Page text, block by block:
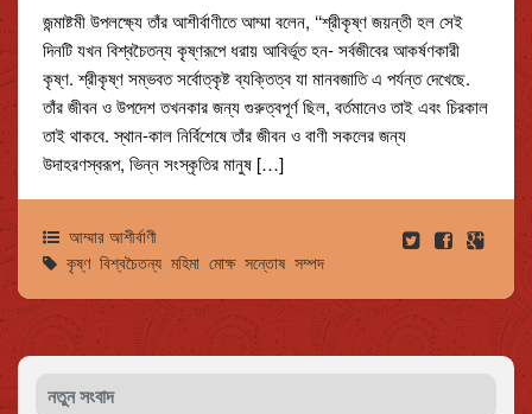
জন্মাষ্টমী উপলক্ষ্যে তাঁর আশীর্বাণীতে আম্মা বলেন, ‘‘শ্রীকৃষ্ণ জয়ন্তী হল সেই
দিনটি যখন বিশ্বচৈতন্য কৃষ্ণরূপে ধরায় আবির্ভূত হন- সর্বজীবের আকর্ষণকারী
কৃষ্ণ. শ্রীকৃষ্ণ সম্ভবত সর্বোত্কৃষ্ট ব্যক্তিত্ব যা মানবজাতি এ পর্যন্ত দেখেছে.
তাঁর জীবন ও উপদেশ তখনকার জন্য গুরুত্বপূর্ণ ছিল, বর্তমানেও তাই এবং চিরকাল
তাই থাকবে. স্থান-কাল নির্বিশেষে তাঁর জীবন ও বাণী সকলের জন্য
উদাহরণস্বরূপ, ভিন্ন সংস্কৃতির মানুষ […]
আম্মার আশীর্বাণী
কৃষ্ণ, বিশ্বচৈতন্য, মহিমা, মোক্ষ, সন্তোষ, সম্পদ
নতুন সংবাদ